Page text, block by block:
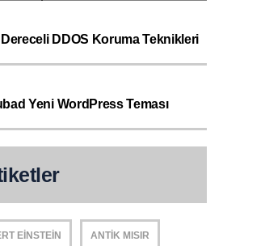
DDOS Koruma Teknikleri
Yeni WordPress Teması
EINSTEIN ANTIK MISIR